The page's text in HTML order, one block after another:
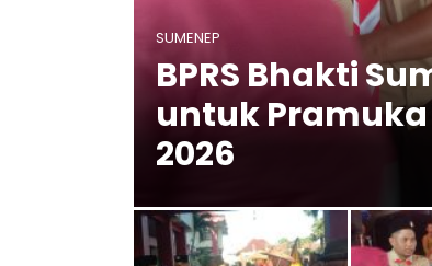
SUMENEP
BPRS Bhakti
untuk Pramuka
2026